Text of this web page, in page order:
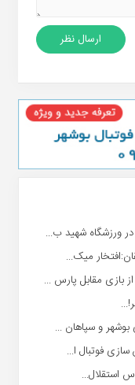
ورزشگاه شهید ب...
میک...
بازی مقابل پارس ...
بوشهر و سپاهان ...
سازی فوتبال ا...
استقلال...